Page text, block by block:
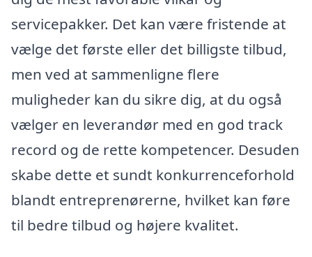
servicepakker. Det kan være fristende at
vælge det første eller det billigste tilbud,
men ved at sammenligne flere
muligheder kan du sikre dig, at du også
vælger en leverandør med en god track
record og de rette kompetencer. Desuden
skabe dette et sundt konkurrenceforhold
blandt entreprenørerne, hvilket kan føre
til bedre tilbud og højere kvalitet.